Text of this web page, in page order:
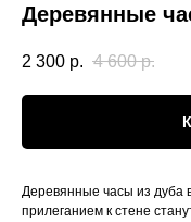
Деревянные
2 300 р. 4 600 р.
Деревянные часы из дуба
прилеганием к стене